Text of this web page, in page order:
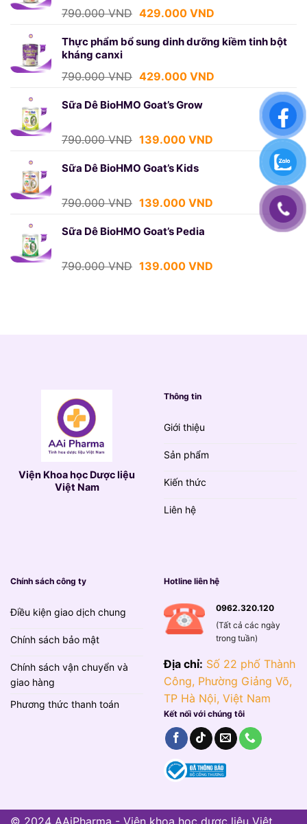
790.000VND Giá
là:
429.000 VNDGiá
tại
Thực phẩm bổ sung dinh dưỡng kiềm tinh bột
kháng canxi
790.000VND Giá
là:
429.000 VNDGiá
429.000 VND.
Sữa Dê BioHMO Goat’s Grow
790.000VND Giá
là:
139.000 VNDGiá
139.000 VND.
Sữa Dê BioHMO Goat’s Kids
790.000VND Giá
là:
139.000 VNDGiá
Sữa Dê BioHMO Goat’s Pedia
790.000VND Giá
139.000 VNDGiá
Viện Khoa học Dược liệu
Việt Nam
Thông tin
Giới thiệu
Sản phẩm
Kiến thức
Liên hệ
Chính sách công ty
Điều kiện giao dịch chung
Chính sách bảo mật
Chính sách vận chuyển và
giao hàng
Phương thức thanh toán
Hotline liên hệ
0962.320.120
(Tất cả các ngày
trong tuần)
Địa chỉ: Số 22 phố Thành
Công, Phường Giảng Võ,
TP Hà Nội, Việt Nam
Kết nối với chúng tôi